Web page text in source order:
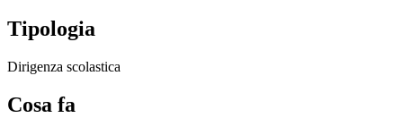
Tipologia
Dirigenza scolastica
Cosa fa